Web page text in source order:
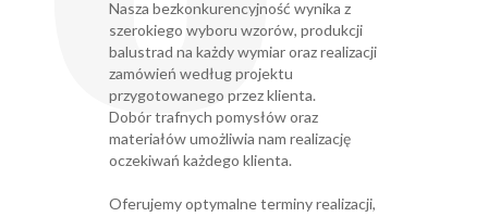
Nasza bezkonkurencyjność wynika z
szerokiego wyboru wzorów, produkcji
balustrad na każdy wymiar oraz realizacji
zamówień według projektu
przygotowanego przez klienta.
Dobór trafnych pomysłów oraz
materiałów umożliwia nam realizację
oczekiwań każdego klienta.
Oferujemy optymalne terminy realizacji,